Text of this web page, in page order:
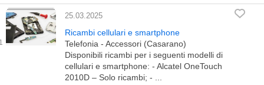
25.03.2025
Ricambi cellulari e smartphone
Telefonia - Accessori (Casarano)
Disponibili ricambi per i seguenti modelli di
cellulari e smartphone: - Alcatel OneTouch
2010D – Solo ricambi; - ...